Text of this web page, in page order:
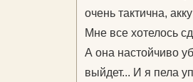
очень тактична,
Мне все хотелось
А она настойчиво
выйдет... И я пела